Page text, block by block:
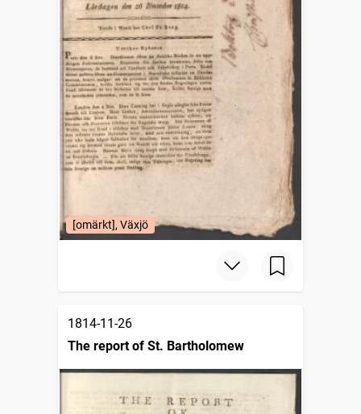
[omärkt], Växjö
1814-11-26
The report of St. Bartholomew